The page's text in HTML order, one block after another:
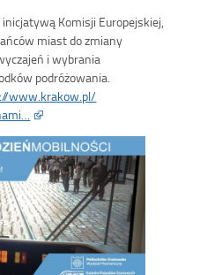
Komisji Europejskiej,
miast do zmiany
i wybrania
podróżowania.
www.krakow.pl/